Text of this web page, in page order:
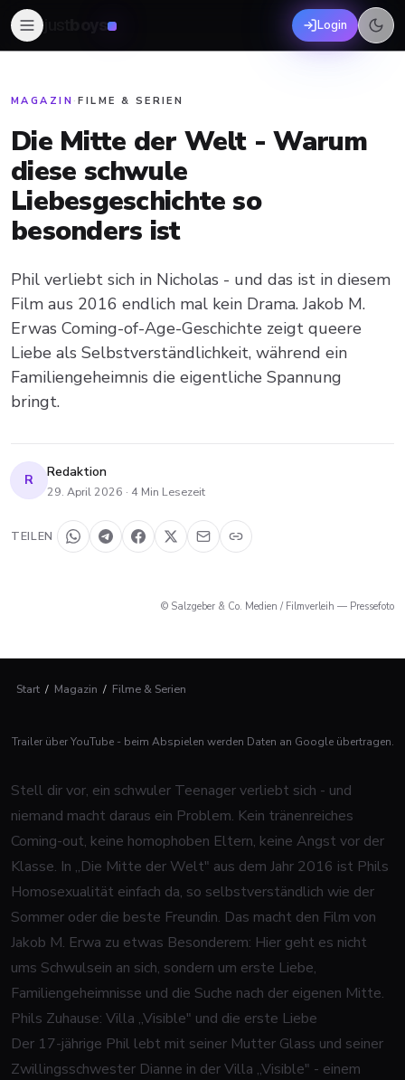
boys Login
MAGAZIN ·FILME & SERIEN
Die Mitte der Welt - Warum
diese schwule
Liebesgeschichte so
besonders ist
Phil verliebt sich in Nicholas - und das ist in diesem
Film aus 2016 endlich mal kein Drama. Jakob M.
Erwas Coming-of-Age-Geschichte zeigt queere
Liebe als Selbstverständlichkeit, während ein
Familiengeheimnis die eigentliche Spannung
bringt.
R Redaktion
29. April 2026 · 4 Min Lesezeit
TEILEN
© Salzgeber & Co. Medien / Filmverleih — Pressefoto
Start / Magazin / Filme & Serien
Trailer über YouTube - beim Abspielen werden Daten an Google übertragen.
Stell dir vor, ein schwuler Teenager verliebt sich - und
niemand macht daraus ein Problem. Kein tränenreiches
Coming-out, keine homophoben Eltern, keine Angst vor der
Klasse. In „Die Mitte der Welt" aus dem Jahr 2016 ist Phils
Homosexualität einfach da, so selbstverständlich wie der
Sommer oder die beste Freundin. Das macht den Film von
Jakob M. Erwa zu etwas Besonderem: Hier geht es nicht
ums Schwulsein an sich, sondern um erste Liebe,
Familiengeheimnisse und die Suche nach der eigenen Mitte.
Phils Zuhause: Villa „Visible" und die erste Liebe
Der 17-jährige Phil lebt mit seiner Mutter Glass und seiner
Zwillingsschwester Dianne in der Villa „Visible" - einem